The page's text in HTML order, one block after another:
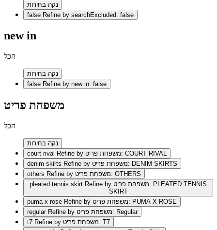
נקה בחירות
false Refine by searchExcluded: false
new in
הכל
נקה בחירות
false Refine by new in: false
משפחת פריט
הכל
נקה בחירות
court rival
Refine by משפחת פריט: COURT RIVAL
denim skirts
Refine by משפחת פריט: DENIM SKIRTS
others
Refine by משפחת פריט: OTHERS
pleated tennis skirt Refine by משפחת פריט: PLEATED TENNIS
SKIRT
puma x rose
Refine by משפחת פריט: PUMA X ROSE
regular
Refine by משפחת פריט: Regular
t7
Refine by משפחת פריט: T7